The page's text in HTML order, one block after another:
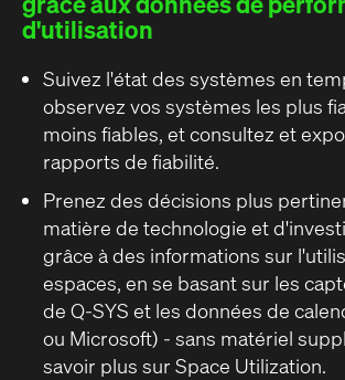
d'utilisation
Suivez l'état des systèmes en
observez vos systèmes les plus
moins fiables, et consultez et
rapports de fiabilité.
Prenez des décisions plus
matière de technologie et
grâce à des informations sur
espaces, en se basant sur les
de Q-SYS et les données de
ou Microsoft) - sans matériel
savoir plus sur Space Utilization.